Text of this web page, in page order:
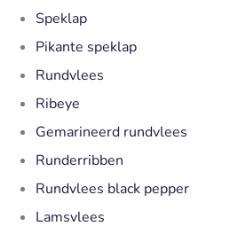
Speklap
Pikante speklap
Rundvlees
Ribeye
Gemarineerd rundvlees
Runderribben
Rundvlees black pepper
Lamsvlees